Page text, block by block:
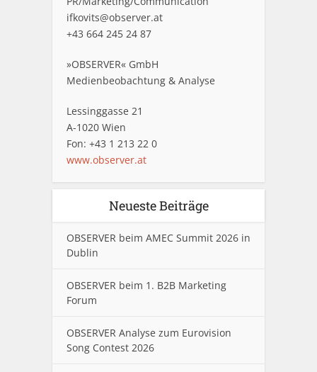
ifkovits@observer.at
+43 664 245 24 87
»OBSERVER« GmbH
Medienbeobachtung & Analyse
Lessinggasse 21
A-1020 Wien
Fon: +43 1 213 22 0
www.observer.at
Neueste Beiträge
OBSERVER beim AMEC Summit 2026 in
Dublin
OBSERVER beim 1. B2B Marketing
Forum
OBSERVER Analyse zum Eurovision
Song Contest 2026